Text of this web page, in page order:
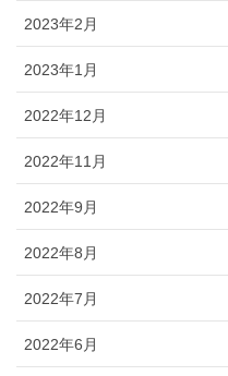
2023年2月
2023年1月
2022年12月
2022年11月
2022年9月
2022年8月
2022年7月
2022年6月